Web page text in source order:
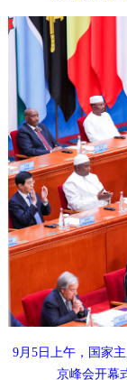
9月5日上午，国家
京峰会开幕